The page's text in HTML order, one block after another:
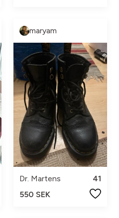
maryam
Dr. Martens
41
550 SEK